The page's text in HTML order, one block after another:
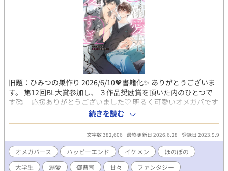
旧題：ひみつの巣作り 2026/6/10💖書籍化✨ ありがとうございま
す。 第12回BL大賞参加し、 ３作品奨励賞を頂いた内のひとつで
す🥰 応援ありがとうございました♡ 明るく可愛いオメガバです
♡ 学生結婚の夫夫🩵 仲良しです(*´艸`*) 【公式あらすじ】 あ
る日突然オメガに変性してしまった、元アルファの慧（けい）。
ヒートになっていたところを、かつてのライバルだった颯（はや
て）に助けられ、 そのまま彼と番になり、結婚までしてしまっ
た。 中高生時代によく競い合っていたけれど、夫になった颯は、
あの頃とは違って慧に 優しく、甘く蕩けるような愛をくれる。 慧
続きを読む
文字数 382,606 最終更新日 2026.6.28 登録日 2023.9.9
オメガバース ハッピーエンド イケメン
ほのぼの
大学生
溺愛 御曹司 甘々
ファンタジー